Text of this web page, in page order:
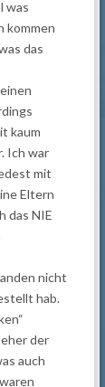
was
kommen
das
kaum
Ich war
mit
Eltern
das NIE
nicht
hab.
der
auch